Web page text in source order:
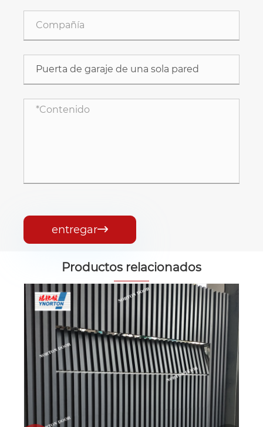
entregar
Productos relacionados
Puerta de garaje moderno de 16x7 de
piel única
Ver más >>